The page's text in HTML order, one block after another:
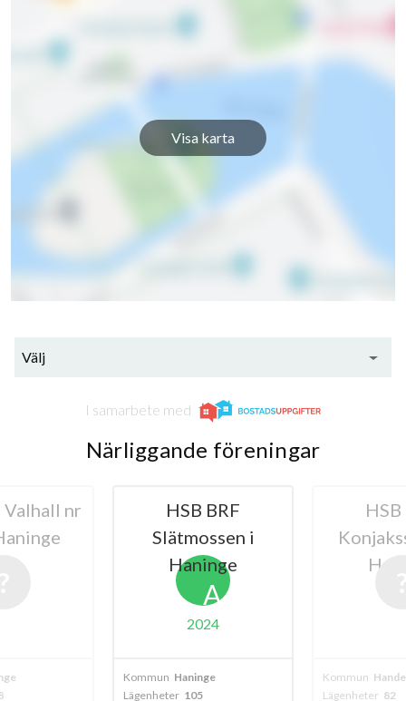
Visa karta
Välj
I samarbete med
Närliggande föreningar
Valhall nr
HSB BRF
Slätmossen i
Haninge
A
2024
Kommun Haninge
Lägenheter 105
HSB
Kommun
Lägenheter 82